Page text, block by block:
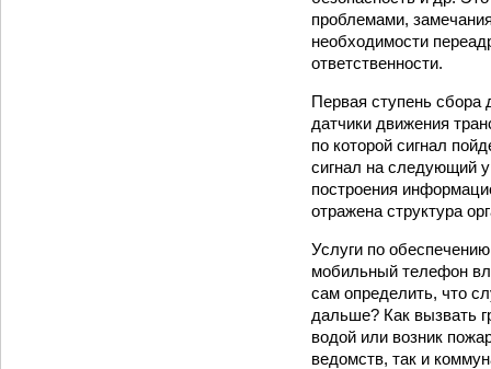
проблемами,
необходимости
ответственности.
Первая ступень
датчики движения
по которой сигнал
сигнал на следующий
построения
отражена структура
Услуги по
мобильный телефон
сам определить, что
дальше? Как вызвать
водой или возник
ведомств, так и